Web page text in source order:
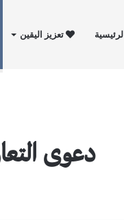
الرئيسية تعزيز اليقين
دعوى